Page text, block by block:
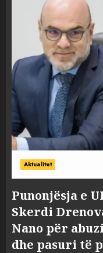
Aktualitet
Punonjësja e
Skerdi
Nano për
dhe pasuri të